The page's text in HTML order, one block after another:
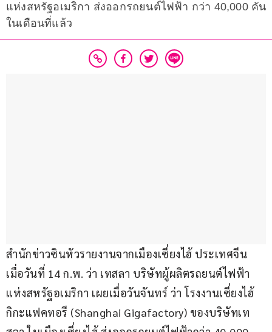
แห่งสหรัฐอเมริกา ส่งออกรถยนต์ไฟฟ้า กว่า 40,000 คัน
ในเดือนที่แล้ว
สำนักข่าวซินหัวรายงานจากเมืองเซี่ยงไฮ้ ประเทศจีน
เมื่อวันที่ 14 ก.พ. ว่า เทสลา บริษัทผู้ผลิตรถยนต์ไฟฟ้า
แห่งสหรัฐอเมริกา เผยเมื่อวันจันทร์ ว่า โรงงานเซี่ยงไฮ้
กิกะแฟคทอรี (Shanghai Gigafactory) ของบริษัทเท